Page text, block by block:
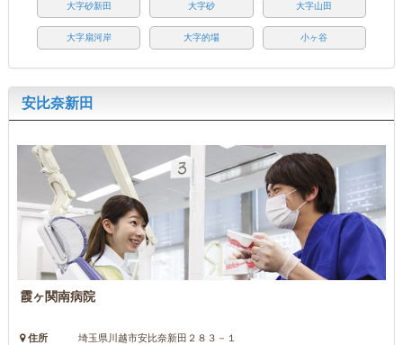
大字砂新田 大字砂 大字山田
大字扇河岸 大字的場 小ヶ谷
安比奈新田
霞ヶ関南病院
住所 埼玉県川越市安比奈新田２８３－１